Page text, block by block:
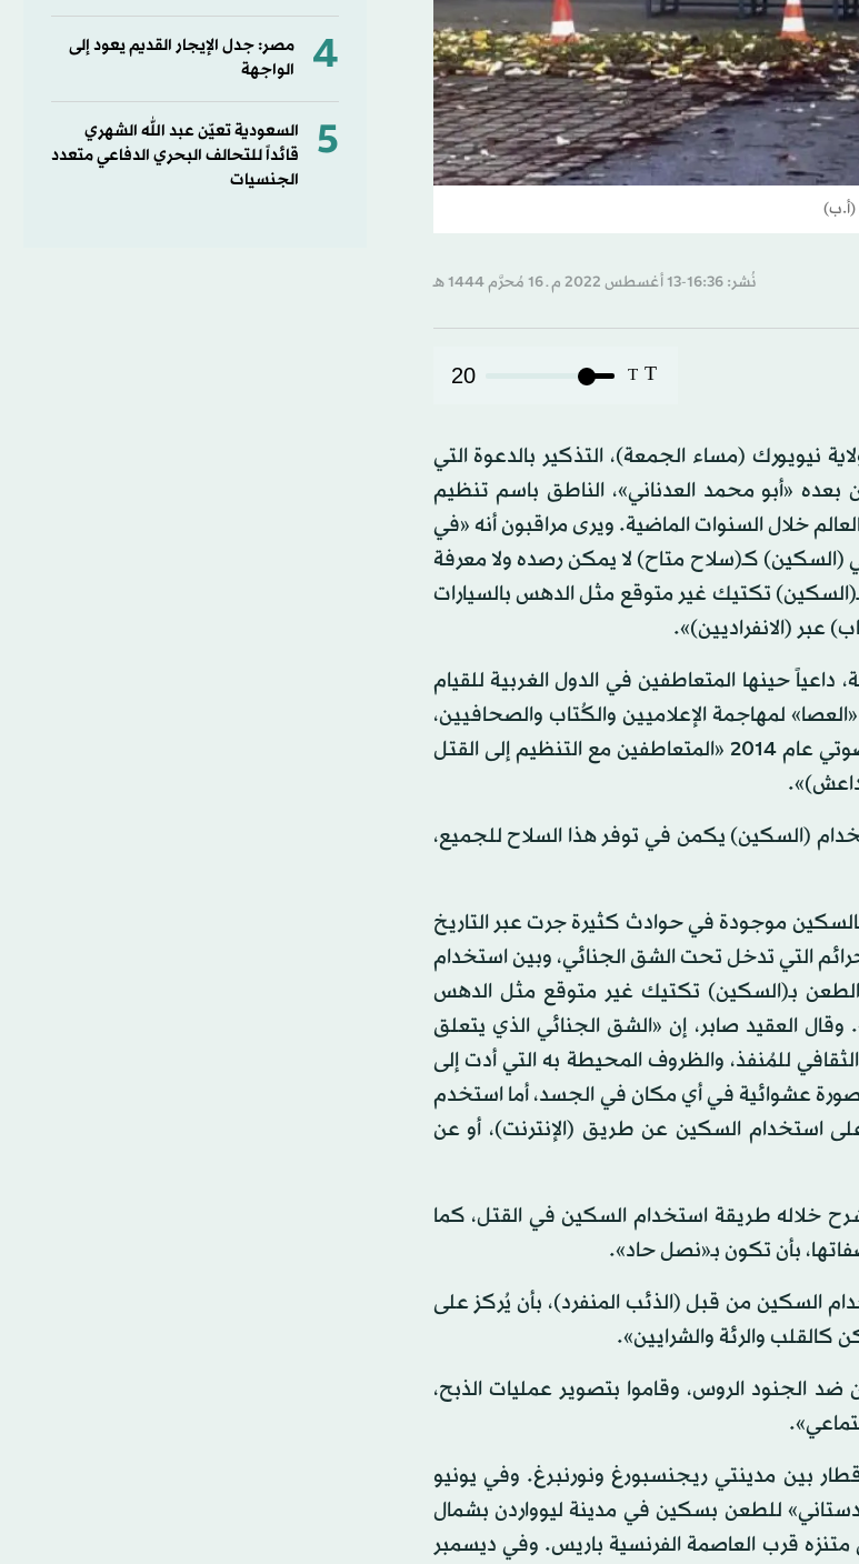
(أ.ب)
نُشر: 16:36-13 أغسطس 2022 م ـ 16 مُحرَّم 1444 هـ
T
T
20
نيويورك (مساء الجمعة)، التذكير بالدعوة التي
بعده «أبو محمد العدناني»، الناطق باسم تنظيم
خلال السنوات الماضية. ويرى مراقبون أنه «في
(السكين) كـ(سلاح متاح) لا يمكن رصده ولا معرفة
تكتيك غير متوقع مثل الدهس بالسيارات
عبر (الانفراديين)».
داعياً حينها المتعاطفين في الدول الغربية للقيام
لمهاجمة الإعلاميين والكُتاب والصحافيين،
مؤكداً حينها أن «السكين سلاح ناجع». أما العدناني فقد دعا في تسجيل صوتي عام 2014 «المتعاطفين مع التنظيم إلى القتل
(السكين) يكمن في توفر هذا السلاح للجميع،
بالسكين موجودة في حوادث كثيرة جرت عبر التاريخ
التي تدخل تحت الشق الجنائي، وبين استخدام
«الطعن بـ(السكين) تكتيك غير متوقع مثل الدهس
العقيد صابر، إن «الشق الجنائي الذي يتعلق
للمُنفذ، والظروف المحيطة به التي أدت إلى
عشوائية في أي مكان في الجسد، أما استخدم
استخدام السكين عن طريق (الإنترنت)، أو عن
إصداراً مرئياً، شرح خلاله طريقة استخدام السكين في القتل، كما
بأن تكون بـ«نصل حاد».
السكين من قبل (الذئب المنفرد)، بأن يُركز على
والرئة والشرايين».
الجنود الروس، وقاموا بتصوير عمليات الذبح،
طعن شخص 3 أشخاص على متن قطار بين مدينتي ريجنسبورغ ونورنبرغ. وفي يونيو
الكردستاني» للطعن بسكين في مدينة ليوواردن بشمال
رجل عدداً من المارة في متنزه قرب العاصمة الفرنسية باريس. وفي ديسمبر
4
مصر: جدل الإيجار القديم يعود إلى
الواجهة
5
السعودية تعيّن عبد الله الشهري
قائداً للتحالف البحري الدفاعي متعدد
الجنسيات